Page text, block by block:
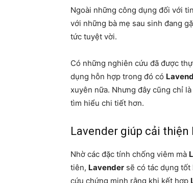
Ngoài những công dụng đối với
với những bà mẹ sau sinh đang
tức tuyệt vời.
Có những nghiên cứu đã được
dụng hỗn hợp trong đó có
xuyên nữa. Nhưng đây cũng chỉ
tìm hiểu chi tiết hơn.
Lavender giúp cải thiện
Nhờ các đặc tính chống viêm mà
tiên, Lavender sẽ có tác dụng
cứu chứng minh rằng khi kết hợp